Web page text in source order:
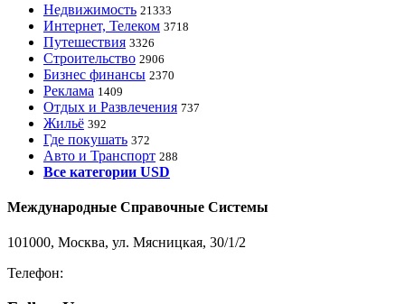
Недвижимость 21333
Интернет, Телеком 3718
Путешествия 3326
Строительство 2906
Бизнес финансы 2370
Реклама 1409
Отдых и Развлечения 737
Жильё 392
Где покушать 372
Авто и Транспорт 288
Все категории USD
Международные Справочные Системы
101000, Москва, ул. Мясницкая, 30/1/2
Телефон: